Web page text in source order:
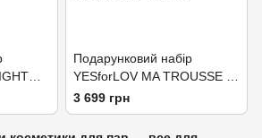
Подарунковий набір
YESforLOV MA TROUSSE A
DELICES
3 699 грн